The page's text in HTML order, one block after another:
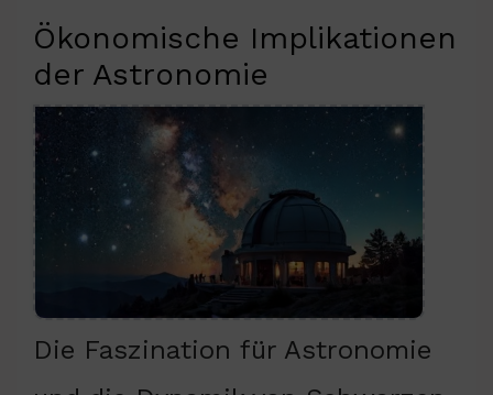
Ökonomische Implikationen
der Astronomie
Die Faszination für Astronomie